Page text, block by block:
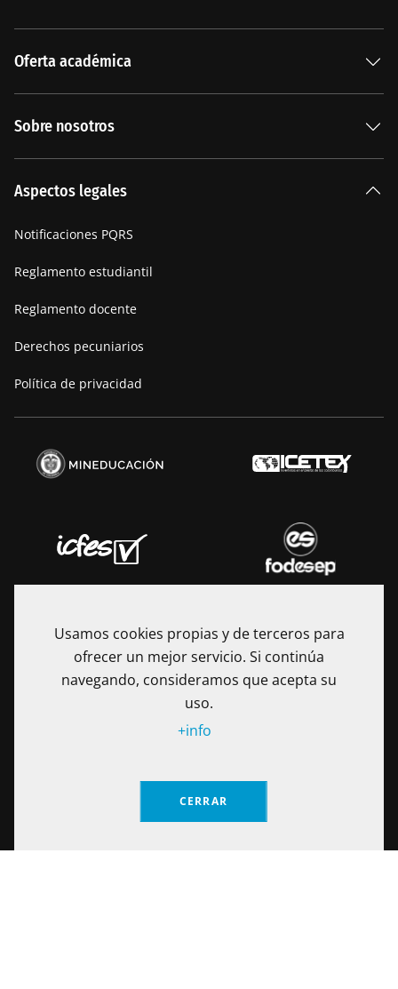
Oferta académica
Sobre nosotros
Manifiesto
Aspectos legales
Notificaciones PQRS
Reglamento estudiantil
Reglamento docente
Derechos pecuniarios
Política de privacidad
una Institución de Educación Superior sometida a la
inspección y vigilancia del Ministerio de Educación Nacional
Usamos cookies propias y de terceros para
ofrecer un mejor servicio. Si continúa
navegando, consideramos que acepta su
uso.
CERRAR
+info